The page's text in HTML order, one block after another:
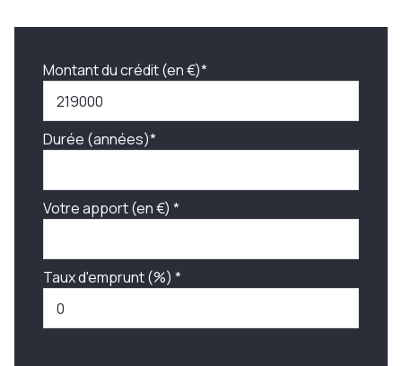
Montant du crédit (en €)*
Durée (années)*
Votre apport (en €) *
Taux d'emprunt (%) *